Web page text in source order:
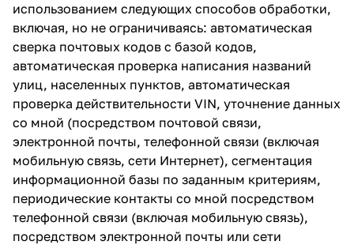
использованием следующих способов обработки,
включая, но не ограничиваясь: автоматическая
сверка почтовых кодов с базой кодов,
автоматическая проверка написания названий
улиц, населенных пунктов, автоматическая
проверка действительности VIN, уточнение данных
со мной (посредством почтовой связи,
электронной почты, телефонной связи (включая
мобильную связь, сети Интернет), сегментация
информационной базы по заданным критериям,
периодические контакты со мной посредством
телефонной связи (включая мобильную связь),
посредством электронной почты или сети